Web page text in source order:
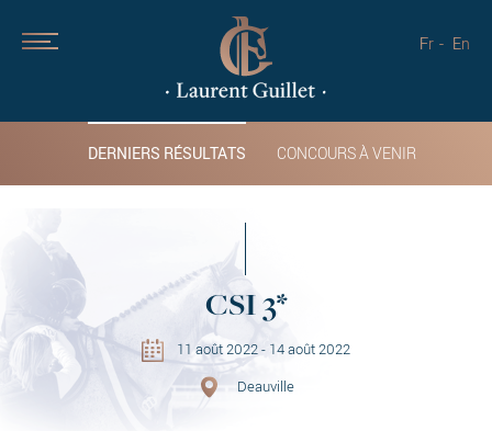
Fr En
DERNIERS RÉSULTATS CONCOURS À VENIR
CSI 3*
11 août 2022 - 14 août 2022
Deauville